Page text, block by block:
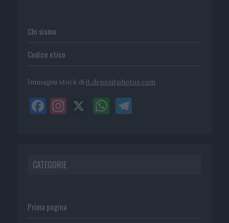
Chi siamo
Codice etico
Immagini stock di it.depositphotos.com
CATEGORIE
Prima pagina